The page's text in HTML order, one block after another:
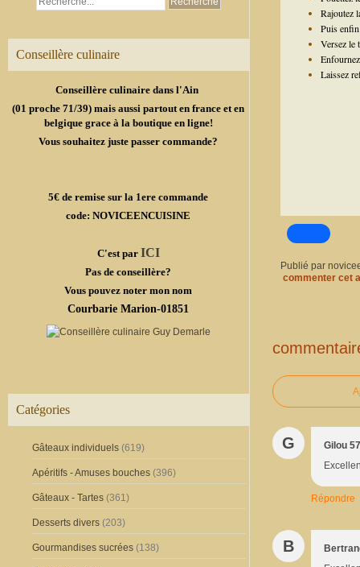
Conseillère culinaire
Conseillère culinaire dans l'Ain
(01 proche 71/39) mais aussi partout en france et en
belgique grace à la boutique en ligne!
Vous souhaitez juste passer commande?
5€ de remise sur la 1ere commande
code: NOVICEENCUISINE
C'est par ICI
Pas de conseillère?
Vous pouvez noter mon nom
Courbarie Marion-01851
Catégories
Gâteaux individuels (619)
Apéritifs - Amuses bouches (396)
Gâteaux - Tartes (361)
Desserts divers (203)
Gourmandises sucrées (138)
Rajoutez
Puis
Versez le
Laissez
Publié par
commenter cet
G
Gilou 57
Répondre
B